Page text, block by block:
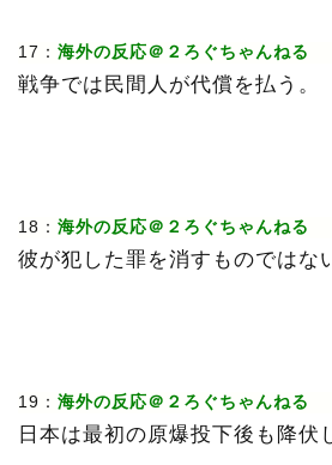
17： 海外の反応＠２ろぐちゃんねる
戦争では民間人が代償を払う。
18： 海外の反応＠２ろぐちゃんねる
彼が犯した罪を消すものではな
19： 海外の反応＠２ろぐちゃんねる
日本は最初の原爆投下後も降伏